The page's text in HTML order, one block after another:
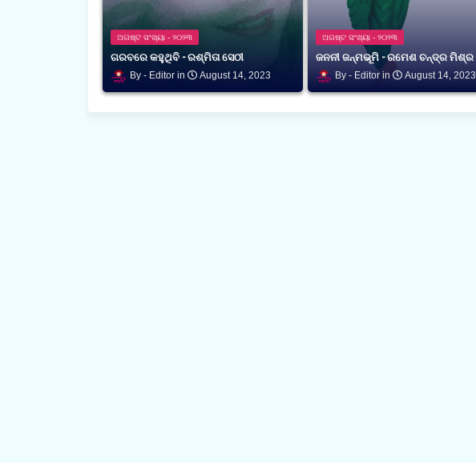
ଅଗଷ୍ଟ ସଂଖ୍ୟା - ୨୦୨୩
ଗରବରେ କହୁଥିବି - ରଶ୍ମିତା ସେଠୀ
Editor August 14, 2023
ଅଗଷ୍ଟ ସଂଖ୍ୟା - ୨୦୨୩
ଜନନୀ ଜନ୍ମଭୂମି - ରମେଶ ଚନ୍ଦ୍ର ମିଶ୍ର
Editor August 14, 2023